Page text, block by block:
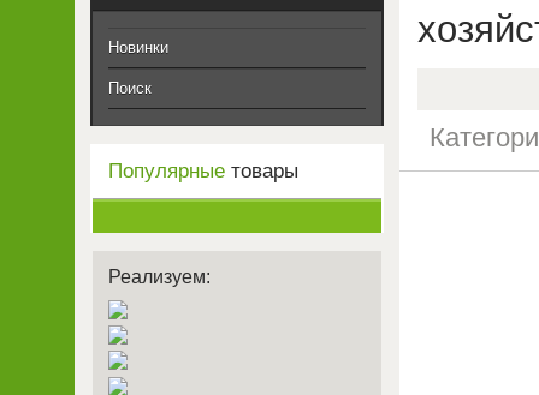
Новинки
Поиск
Популярные товары
Реализуем: